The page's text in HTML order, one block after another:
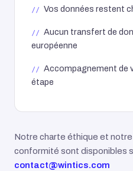
Vos données restent
Aucun transfert de
européenne
Accompagnement de
étape
Notre charte éthique et
conformité sont disponibles
contact@wintics.com